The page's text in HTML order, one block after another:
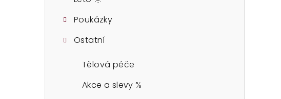
Poukázky
Ostatní
Tělová péče
Akce a slevy %